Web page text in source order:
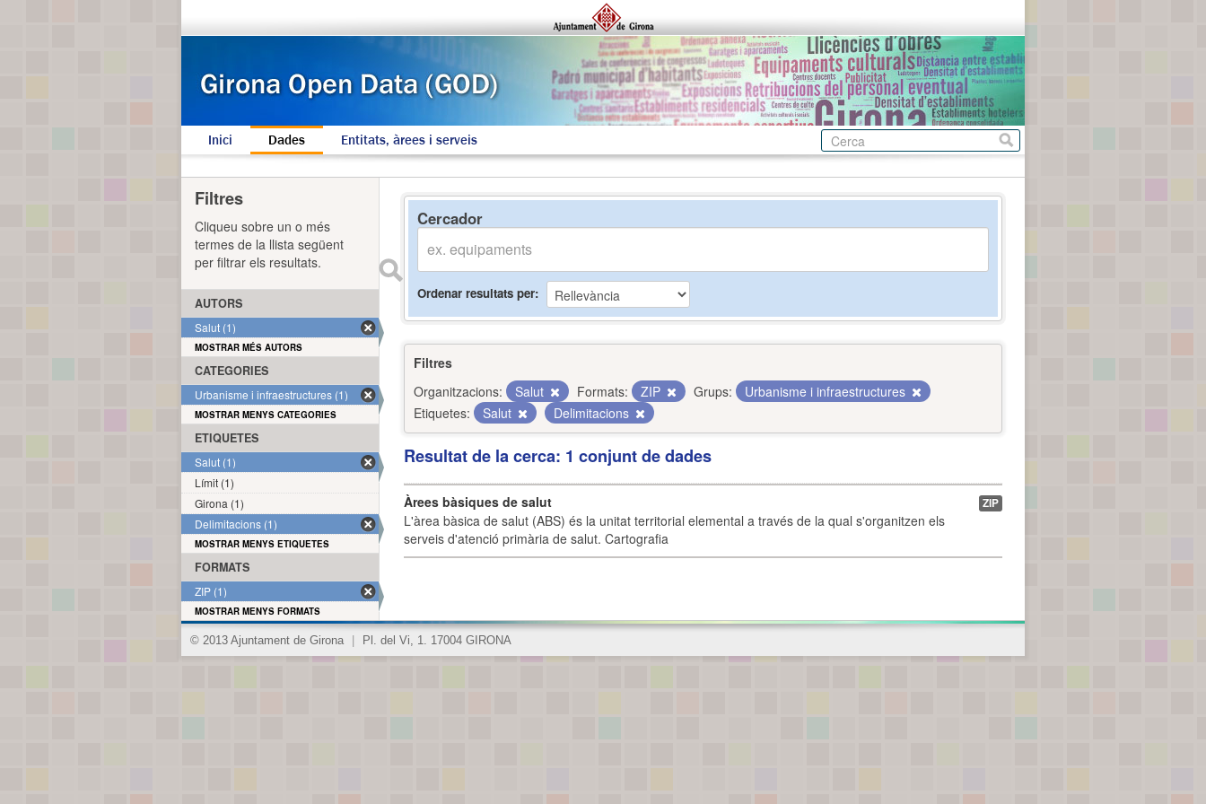
Inici Dades Entitats, àrees i serveis
Cercador
Ordenar resultats per
Filtres
Organitzacions:
Salut Formats: ZIP Grups:
Urbanisme i infraestructures
Etiquetes:
Salut Delimitacions
Resultat de la cerca: 1 conjunt de dades
Àrees bàsiques de salut
L'àrea bàsica de salut (ABS) és la unitat territorial elemental a través de la qual s'organitzen els
serveis d'atenció primària de salut. Cartografia
ZIP
Filtres
Cliqueu sobre un o més
termes de la llista següent
per filtrar els resultats.
AUTORS
Salut (1)
MOSTRAR MÉS AUTORS
CATEGORIES
Urbanisme i infraestructures (1)
MOSTRAR MENYS CATEGORIES
ETIQUETES
Salut (1)
Límit (1)
Girona (1)
Delimitacions (1)
MOSTRAR MENYS ETIQUETES
FORMATS
ZIP (1)
MOSTRAR MENYS FORMATS
© 2013 Ajuntament de Girona Pl. del Vi, 1. 17004 GIRONA